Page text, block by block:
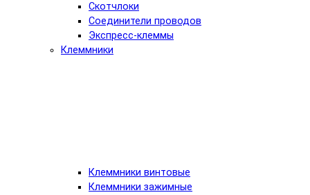
Скотчлоки
Соединители проводов
Экспресс-клеммы
Клеммники
Клеммники винтовые
Клеммники зажимные